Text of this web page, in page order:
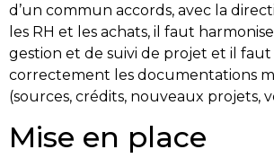
d’un commun accords, avec la
les RH et les achats, il faut
gestion et de suivi de projet et il
correctement les documentations
(sources, crédits, nouveaux projets,
Mise en place